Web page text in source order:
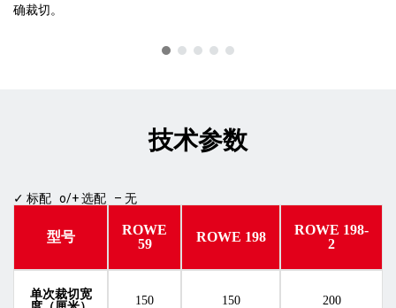
确裁切。
技术参数
✓ 标配 o/+ 选配 – 无
型号
ROWE
59
ROWE 198
ROWE 198-
2
单次裁切宽
150 150 200